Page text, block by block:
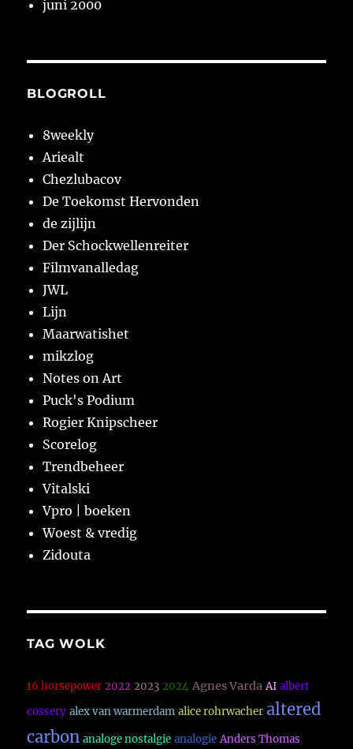
juni 2000
BLOGROLL
8weekly
Ariealt
Chezlubacov
De Toekomst Hervonden
de zijlijn
Der Schockwellenreiter
Filmvanalledag
JWL
Lijn
Maarwatishet
mikzlog
Notes on Art
Puck's Podium
Rogier Knipscheer
Scorelog
Trendbeheer
Vitalski
Vpro | boeken
Woest & vredig
Zidouta
TAG WOLK
16 horsepower 2022 2023 2024 Agnes Varda AI albert
cossery alex van warmerdam alice rohrwacher altered
carbon analoge nostalgie analogie Anders Thomas